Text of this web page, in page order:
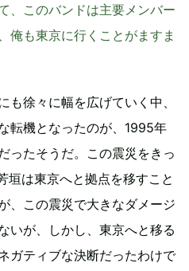
、このバンドは主要メンバー
俺も東京に行くことがますま
も徐々に幅を広げていく中、
転機となったのが、1995年
ったそうだ。この震災をきっ
垣は東京へと拠点を移すこと
、この震災で大きなダメージ
いが、しかし、東京へと移る
ガティブな決断だったわけで